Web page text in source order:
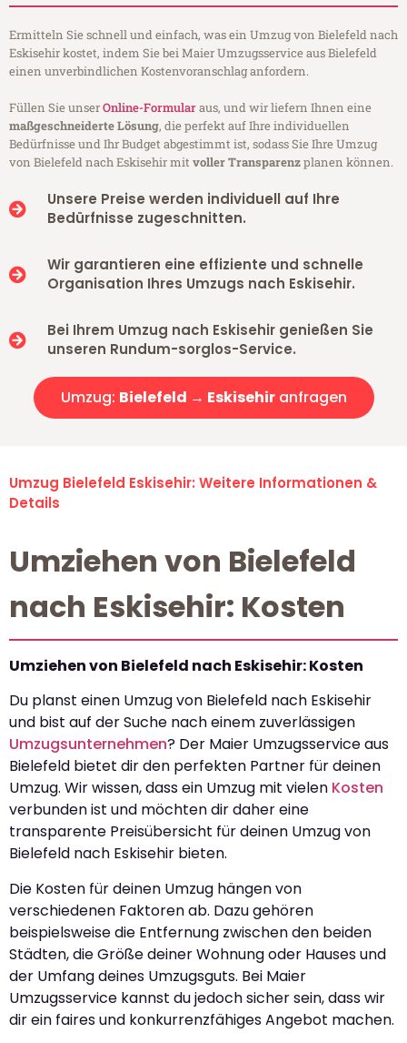
Ermitteln Sie schnell und einfach, was ein Umzug von Bielefeld nach
Eskisehir kostet, indem Sie bei Maier Umzugsservice aus Bielefeld
einen unverbindlichen Kostenvoranschlag anfordern.
Füllen Sie unserOnline-Formularaus, und wir liefern Ihnen eine
maßgeschneiderte Lösung, die perfekt auf Ihre individuellen
Bedürfnisse und Ihr Budget abgestimmt ist, sodass Sie Ihre Umzug
von Bielefeld nach Eskisehir mitvoller Transparenzplanen können.
Unsere Preise werden individuell auf Ihre
Bedürfnisse zugeschnitten.
Wir garantieren eine effiziente und schnelle
Organisation Ihres Umzugs nach Eskisehir.
Bei Ihrem Umzug nach Eskisehir genießen Sie
unseren Rundum-sorglos-Service.
Umzug: Bielefeld → Eskisehiranfragen
Umzug Bielefeld Eskisehir: Weitere Informationen &
Details
Umziehen von Bielefeld
nach Eskisehir: Kosten
Umziehen von Bielefeld nach Eskisehir: Kosten
Du planst einen Umzug von Bielefeld nach Eskisehir
und bist auf der Suche nach einem zuverlässigen
Umzugsunternehmen? Der Maier Umzugsservice aus
Bielefeld bietet dir den perfekten Partner für deinen
Umzug. Wir wissen, dass ein Umzug mit vielen Kosten
verbunden ist und möchten dir daher eine
transparente Preisübersicht für deinen Umzug von
Bielefeld nach Eskisehir bieten.
Die Kosten für deinen Umzug hängen von
verschiedenen Faktoren ab. Dazu gehören
beispielsweise die Entfernung zwischen den beiden
Städten, die Größe deiner Wohnung oder Hauses und
der Umfang deines Umzugsguts. Bei Maier
Umzugsservice kannst du jedoch sicher sein, dass wir
dir ein faires und konkurrenzfähiges Angebot machen.